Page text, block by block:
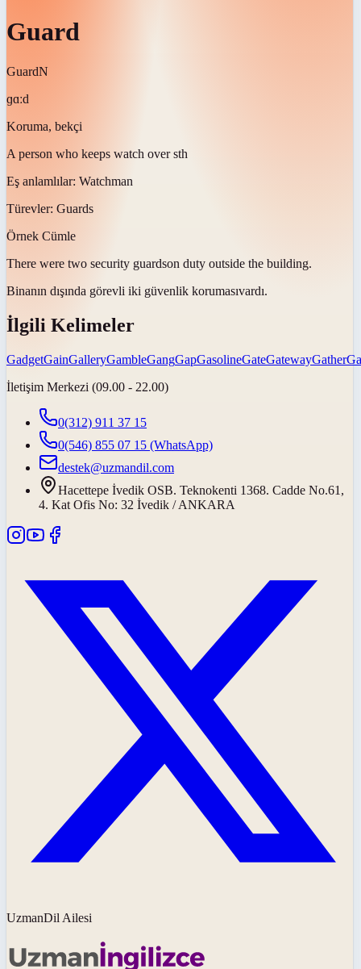
Guard
GuardN
ɡɑːd
Koruma, bekçi
A person who keeps watch over sth
Eş anlamlılar: Watchman
Türevler: Guards
Örnek Cümle
There were two security guardson duty outside the building.
Binanın dışında görevli iki güvenlik korumasıvardı.
İlgili Kelimeler
GadgetGainGalleryGambleGangGapGasolineGateGatewayGather
İletişim Merkezi (09.00 - 22.00)
0(312) 911 37 15
0(546) 855 07 15 (WhatsApp)
destek@uzmandil.com
Hacettepe İvedik OSB. Teknokenti 1368. Cadde No.61,
4. Kat Ofis No: 32 İvedik / ANKARA
UzmanDil Ailesi